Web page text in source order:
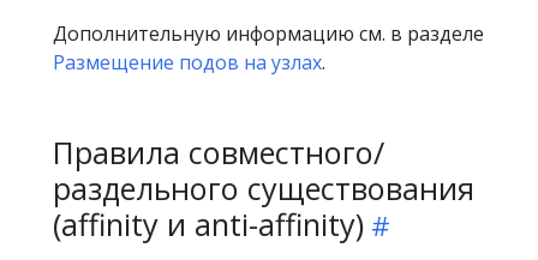
Дополнительную информацию см. в разделе
Размещение подов на узлах.
Правила совместного/
раздельного существования
(affinity и anti-affinity)